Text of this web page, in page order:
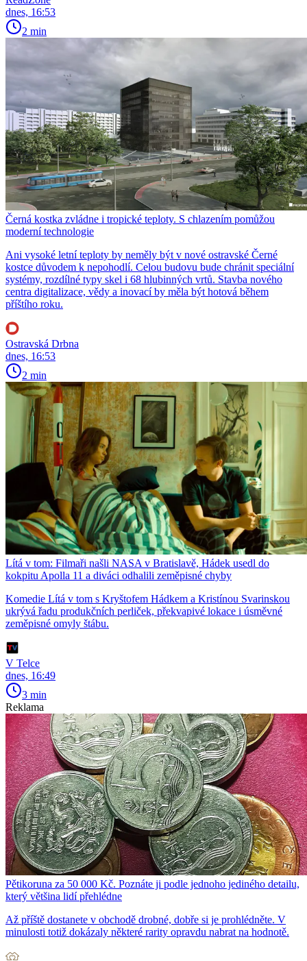
dnes, 16:53
2 min
Černá kostka zvládne i tropické teploty. S chlazením pomůžou
moderní technologie
Ani vysoké letní teploty by neměly být v nové ostravské Černé
kostce důvodem k nepohodlí. Celou budovu bude chránit speciální
systémy, rozdílné typy skel i 68 hlubinných vrtů. Stavba nového
centra digitalizace, vědy a inovací by měla být hotová během
příštího roku.
Ostravská Drbna
dnes, 16:53
2 min
Lítá v tom: Filmaři našli NASA v Bratislavě, Hádek usedl do
kokpitu Apolla 11 a diváci odhalili zeměpisné chyby
Komedie Lítá v tom s Kryštofem Hádkem a Kristínou Svarinskou
ukrývá řadu produkčních perliček, překvapivé lokace i úsměvné
zeměpisné omyly štábu.
V Telce
dnes, 16:49
3 min
Reklama
Pětikoruna za 50 000 Kč. Poznáte ji podle jednoho jediného detailu,
který většina lidí přehlédne
Až příště dostanete v obchodě drobné, dobře si je prohlédněte. V
minulosti totiž dokázaly některé rarity opravdu nabrat na hodnotě.